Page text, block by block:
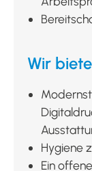
Wir
Hygiene
Ein